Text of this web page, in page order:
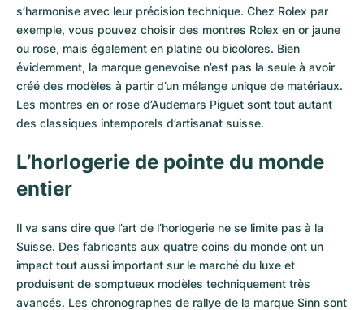
s’harmonise avec leur précision technique. Chez Rolex par
exemple, vous pouvez choisir des montres Rolex en or jaune
ou rose, mais également en platine ou bicolores. Bien
évidemment, la marque genevoise n’est pas la seule à avoir
créé des modèles à partir d’un mélange unique de matériaux.
Les montres en or rose d’Audemars Piguet sont tout autant
des classiques intemporels d’artisanat suisse.
L’horlogerie de pointe du monde
entier
Il va sans dire que l’art de l’horlogerie ne se limite pas à la
Suisse. Des fabricants aux quatre coins du monde ont un
impact tout aussi important sur le marché du luxe et
produisent de somptueux modèles techniquement très
avancés. Les chronographes de rallye de la marque Sinn sont